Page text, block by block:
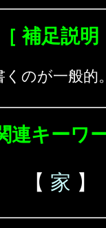
［ 補足説明
くのが一般的。
連キーワ
【 家 】